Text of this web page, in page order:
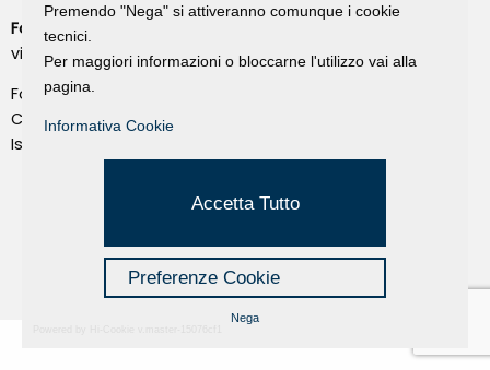
Fondazione Dino Zoli
viale Bologna 288, Forlì
Fondo dot. euro 285.000 i.v.
CF e P.IVA 03692820404
Isc.Reg Per.Giu. n. 10404
Privacy Policy
Premendo "Nega" si attiveranno comunque i cookie
tecnici.
Per maggiori informazioni o bloccarne l'utilizzo vai alla
pagina.
Informativa Cookie
Accetta Tutto
Preferenze Cookie
Nega